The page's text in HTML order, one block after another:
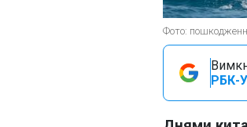
Фото:
РБК-